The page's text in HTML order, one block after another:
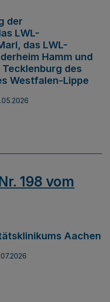
der
LWL-
das LWL-
Hamm und
des
Westfalen-Lippe
198 vom
Aachen